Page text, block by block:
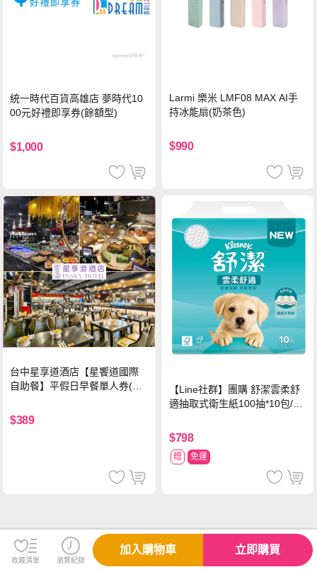
統一時代百貨高雄店 夢時代10
00元好禮即享券(餘額型)
$1,000
Larmi 樂米 LMF08 MAX AI手
持冰能扇(奶茶色)
$990
台中星享道酒店【星饗道國際
自助餐】平假日早餐單人券(M
$389
【Line社群】團購 舒潔雲柔舒
適抽取式衛生紙100抽*10包/6
$798
贈 免運
收藏清單 瀏覽紀錄
加入購物車 立即購買